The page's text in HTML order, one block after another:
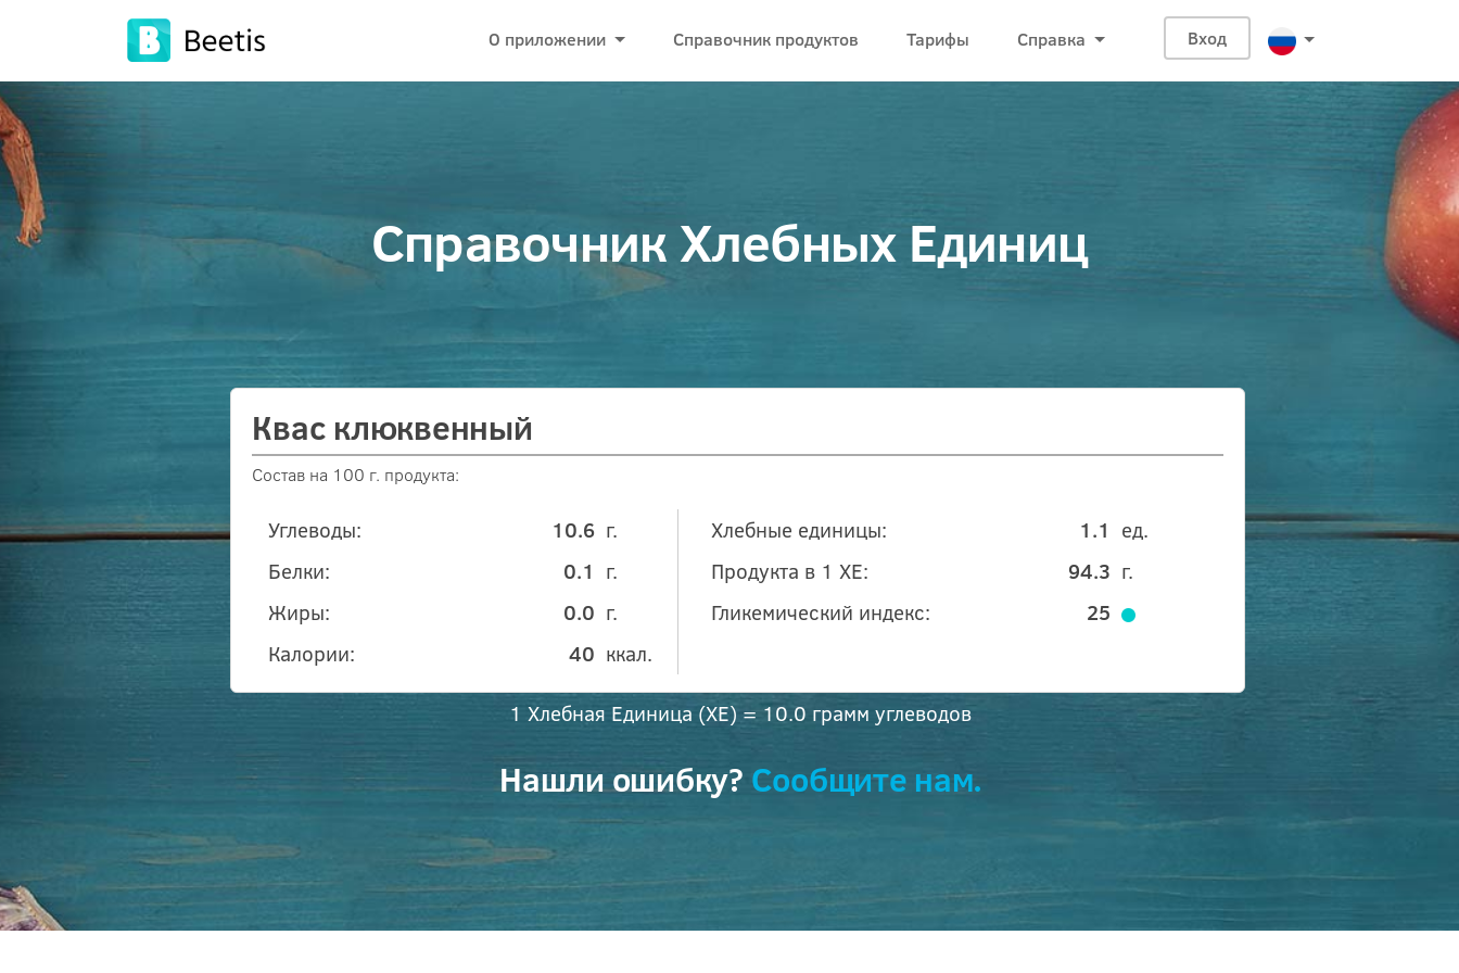
О приложении Справочник продуктов Тарифы Справка Вход
Справочник Хлебных Единиц
Квас клюквенный
Состав на 100 г. продукта:
Хлебные единицы: ед.
1.1
Продукта в 1 ХЕ:
г.
94.3
Углеводы: г.
10.6
Белки:
г.
0.1
Жиры:
г.
0.0
Калории:
ккал.
40
Гликемический индекс: 25
1 Хлебная Единица (ХЕ) = 10.0 грамм углеводов
Нашли ошибку?Сообщите нам.